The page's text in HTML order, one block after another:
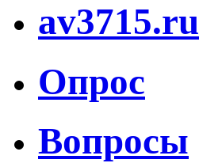
av3715.ru
Опрос
Вопросы